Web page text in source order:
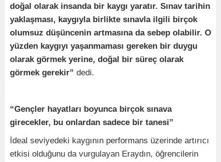
doğal olarak insanda bir kaygı yaratır. Sınav tarihin
yaklaşması, kaygıyla birlikte sınavla ilgili birçok
olumsuz düşüncenin artmasına da sebep olabilir. O
yüzden kaygıyı yaşanmaması gereken bir duygu
olarak görmek yerine, doğal bir süreç olarak
görmek gerekir” dedi.
“Gençler hayatları boyunca birçok sınava
girecekler, bu onlardan sadece bir tanesi”
İdeal seviyedeki kaygının performans üzerinde artırıcı
etkisi olduğunu da vurgulayan Eraydın, öğrencilerin